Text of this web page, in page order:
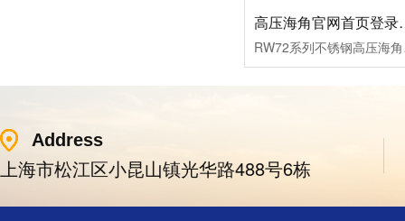
高压海
RW72系列不
Address
上海市松江区小昆山镇光华路488号6栋